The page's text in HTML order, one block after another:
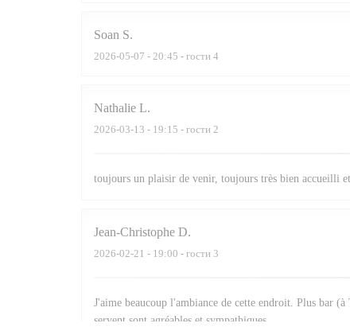
Soan S
2026-05-07 - 20:45 - гости 4
Nathalie L
2026-03-13 - 19:15 - гости 2
toujours un plaisir de venir, toujours très bien accueilli
Jean-Christophe D
2026-02-21 - 19:00 - гости 3
J'aime beaucoup l'ambiance de cette endroit. Plus bar
servent sont agréables et sympathiques.